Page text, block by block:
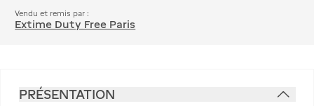
Vendu et remis par :
Extime Duty Free Paris
PRÉSENTATION